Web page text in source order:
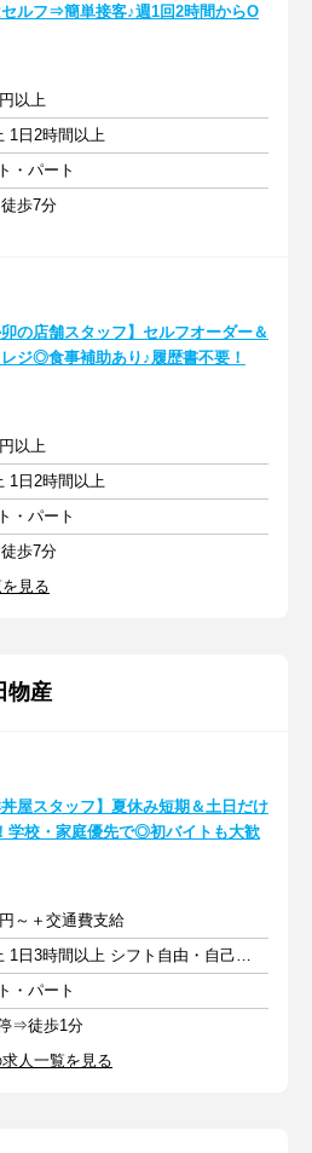
ルフ⇒簡単接客♪週1回2時間からO
以上
1日2時間以上
・パート
歩7分
卯の店舗スタッフ】セルフオーダー＆
ジ◎食事補助あり♪履歴書不要！
以上
1日2時間以上
・パート
歩7分
見る
物産
丼屋スタッフ】夏休み短期＆土日だけ
学校・家庭優先で◎初バイトも大歓
～＋交通費支給
週1日以上 1日3時間以上 シフト自由・自己申告
・パート
⇒徒歩1分
人一覧を見る